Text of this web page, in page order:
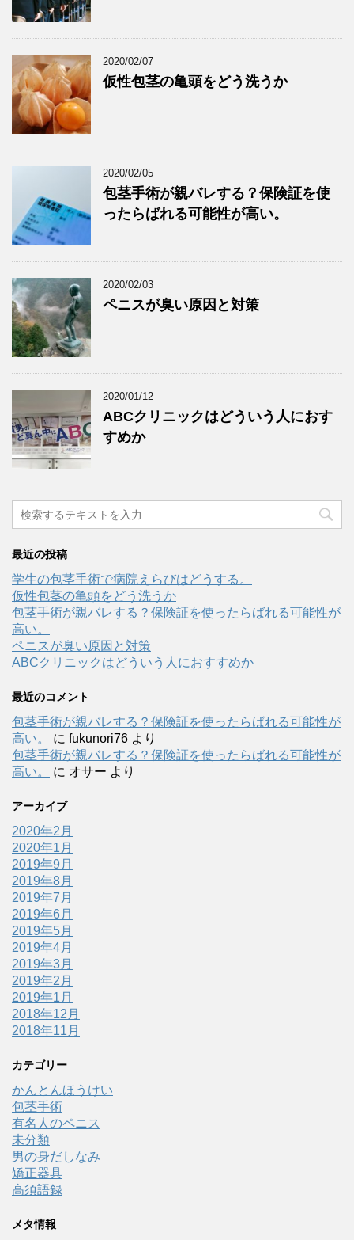
2020/02/07
仮性包茎の亀頭をどう洗うか
2020/02/05
包茎手術が親バレする？保険証を使
ったらばれる可能性が高い。
2020/02/03
ペニスが臭い原因と対策
2020/01/12
ABCクリニックはどういう人におす
すめか
最近の投稿
学生の包茎手術で病院えらびはどうする。
仮性包茎の亀頭をどう洗うか
包茎手術が親バレする？保険証を使ったらばれる可能性が
高い。
ペニスが臭い原因と対策
ABCクリニックはどういう人におすすめか
最近のコメント
包茎手術が親バレする？保険証を使ったらばれる可能性が
高い。
に fukunori76 より
包茎手術が親バレする？保険証を使ったらばれる可能性が
高い。
に オサー より
アーカイブ
2020年2月
2020年1月
2019年9月
2019年8月
2019年7月
2019年6月
2019年5月
2019年4月
2019年3月
2019年2月
2019年1月
2018年12月
2018年11月
カテゴリー
かんとんほうけい
包茎手術
有名人のペニス
未分類
男の身だしなみ
矯正器具
高須語録
メタ情報